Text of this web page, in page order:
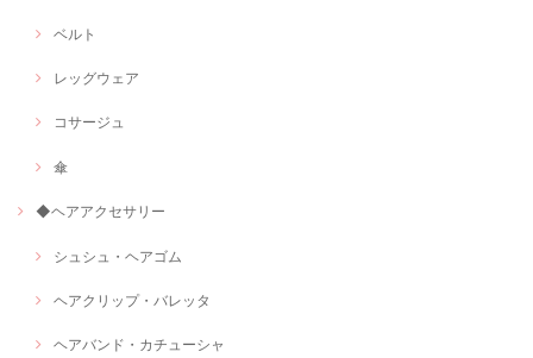
ベルト
レッグウェア
コサージュ
傘
◆ヘアアクセサリー
シュシュ・ヘアゴム
ヘアクリップ・バレッタ
ヘアバンド・カチューシャ